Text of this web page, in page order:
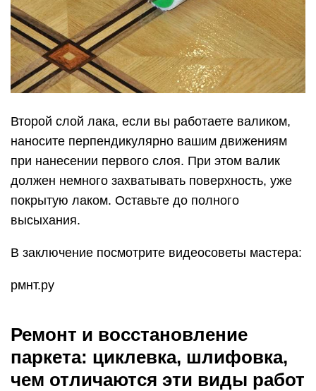
Второй слой лака, если вы работаете валиком,
наносите перпендикулярно вашим движениям
при нанесении первого слоя. При этом валик
должен немного захватывать поверхность, уже
покрытую лаком. Оставьте до полного
высыхания.
В заключение посмотрите видеосоветы мастера:
рмнт.ру
Ремонт и восстановление
паркета: циклевка, шлифовка,
чем отличаются эти виды работ